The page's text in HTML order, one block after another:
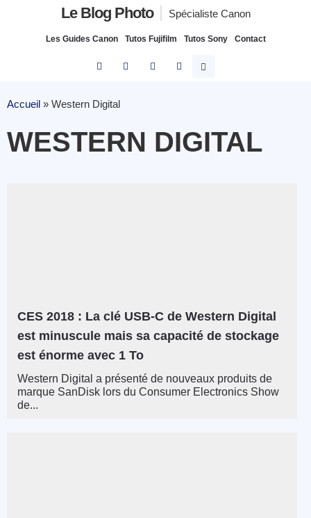
Le Blog Photo Spécialiste Canon
Les Guides Canon Tutos Fujifilm Tutos Sony Contact
Accueil » Western Digital
WESTERN DIGITAL
CES 2018 : La clé USB-C de Western Digital
est minuscule mais sa capacité de stockage
est énorme avec 1 To
Western Digital a présenté de nouveaux produits de
marque SanDisk lors du Consumer Electronics Show
de...